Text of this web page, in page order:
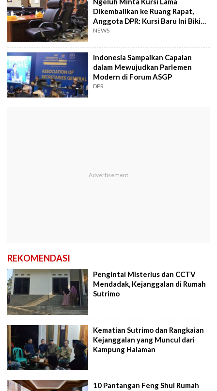
Dikembalikan ke Ruang Rapat,
Anggota DPR: Kursi Baru Ini Bikin
Saya Gak Nyaman!
NEWS
Indonesia Sampaikan Capaian
dalam Mewujudkan Parlemen
Modern di Forum ASGP
DPR
REKOMENDASI
Pengintai Misterius dan CCTV
Mendadak, Kejanggalan di Rumah
Sutrimo
Kematian Sutrimo dan Rangkaian
Kejanggalan yang Muncul dari
Kampung Halaman
10 Pantangan Feng Shui Rumah